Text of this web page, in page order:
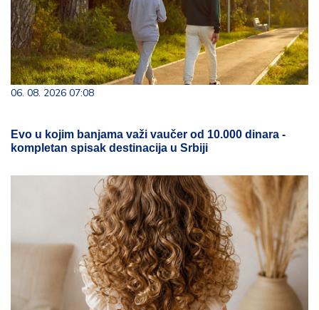
06. 08. 2026 07:08
Evo u kojim banjama važi vaučer od 10.000 dinara -
kompletan spisak destinacija u Srbiji